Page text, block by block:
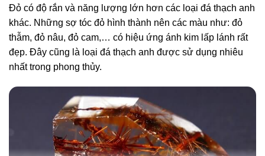
Đỏ có độ rắn và năng lượng lớn hơn các loại đá thạch anh
khác. Những sợ tóc đỏ hình thành nên các màu như: đỏ
thẫm, đỏ nâu, đỏ cam,… có hiệu ứng ánh kim lấp lánh rất
đẹp. Đây cũng là loại đá thạch anh được sử dụng nhiêu
nhất trong phong thủy.